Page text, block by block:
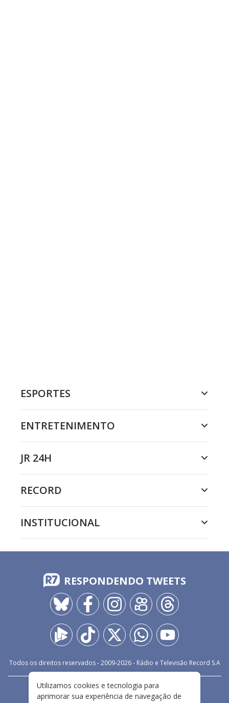
ESPORTES
ENTRETENIMENTO
JR 24H
RECORD
INSTITUCIONAL
RESPONDENDO TWEETS
Todos os direitos reservados - 2009-2026- Rádio e Televisão Record S.A
FALE CONOSCO
PRIVACIDADE
Utilizamos cookies e tecnologia para
aprimorar sua experiência de navegação de